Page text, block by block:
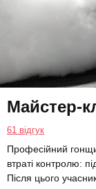
Майстер-
61 відгук
Професійний
втраті контролю:
Після цього